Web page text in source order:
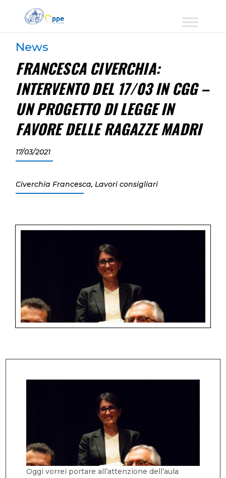
News
FRANCESCA CIVERCHIA:
INTERVENTO DEL 17/03 IN CGG –
UN PROGETTO DI LEGGE IN
FAVORE DELLE RAGAZZE MADRI
17/03/2021
Civerchia Francesca,Lavori consigliari
Oggi vorrei portare all’attenzione dell’aula